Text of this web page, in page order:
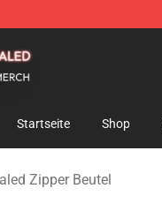
Startseite Shop
Zipper Beutel